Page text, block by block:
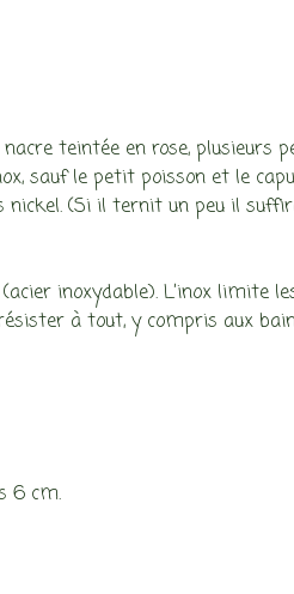
teintée en rose, plusieurs
sauf le petit poisson et le
nickel. (Si il ternit un peu il
inoxydable). L’inox limite
à tout, y compris aux
6 cm.